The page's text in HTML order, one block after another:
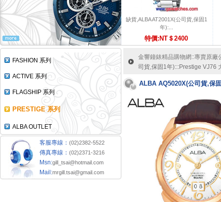
缺貨,ALBA AT2001X(公司貨,保固1
年):...
特價:NT＄2400
FASHION 系列
ACTIVE 系列
FLAGSHIP 系列
PRESTIGE 系列
ALBA OUTLET
客服專線： (02)2382-5522
傳真專線： (02)2371-3216
Msn:gill_tsai@hotmail.com
Mail:mrgill.tsai@gmail.com
金響鐘錶精品購物網::專賣原廠
司貨,保固1年):::Prestige VJ76
ALBA AQ5020X(公司貨,保